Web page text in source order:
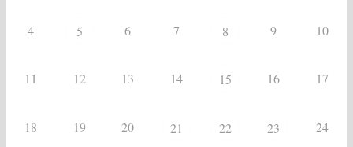
4 5 6 7 8 9 10
11 12 13 14 15 16 17
18 19 20 21 22 23 24